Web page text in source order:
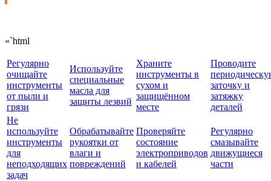
«`html
Регулярно
очищайте
инструменты
от пыли и
грязи
Используйте
специальные
масла для
защиты лезвий
Храните
инструменты в
сухом и
защищённом
месте
Проводите
заточку и
затяжку
деталей
Не
используйте
инструменты
для
неподходящих
задач
Обрабатывайте
рукоятки от
влаги и
повреждений
Проверяйте
состояние
электроприводов
и кабелей
Регулярно
смазывайте
движущиеся
части